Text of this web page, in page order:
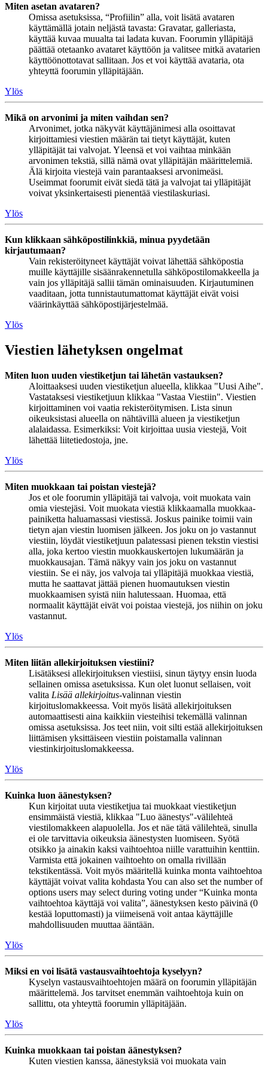
Miten asetan avataren?
Omissa asetuksissa, “Profiilin” alla, voit lisätä avataren
käyttämällä jotain neljästä tavasta: Gravatar, galleriasta,
käyttää kuvaa muualta tai ladata kuvan. Foorumin ylläpitäjä
päättää otetaanko avataret käyttöön ja valitsee mitkä avatarien
käyttöönottotavat sallitaan. Jos et voi käyttää avataria, ota
yhteyttä foorumin ylläpitäjään.
Ylös
Mikä on arvonimi ja miten vaihdan sen?
Arvonimet, jotka näkyvät käyttäjänimesi alla osoittavat
kirjoittamiesi viestien määrän tai tietyt käyttäjät, kuten
ylläpitäjät tai valvojat. Yleensä et voi vaihtaa minkään
arvonimen tekstiä, sillä nämä ovat ylläpitäjän määrittelemiä.
Älä kirjoita viestejä vain parantaaksesi arvonimeäsi.
Useimmat foorumit eivät siedä tätä ja valvojat tai ylläpitäjät
voivat yksinkertaisesti pienentää viestilaskuriasi.
Ylös
Kun klikkaan sähköpostilinkkiä, minua pyydetään
kirjautumaan?
Vain rekisteröityneet käyttäjät voivat lähettää sähköpostia
muille käyttäjille sisäänrakennetulla sähköpostilomakkeella ja
vain jos ylläpitäjä sallii tämän ominaisuuden. Kirjautuminen
vaaditaan, jotta tunnistautumattomat käyttäjät eivät voisi
väärinkäyttää sähköpostijärjestelmää.
Ylös
Viestien lähetyksen ongelmat
Miten luon uuden viestiketjun tai lähetän vastauksen?
Aloittaaksesi uuden viestiketjun alueella, klikkaa "Uusi Aihe".
Vastataksesi viestiketjuun klikkaa "Vastaa Viestiin". Viestien
kirjoittaminen voi vaatia rekisteröitymisen. Lista sinun
oikeuksistasi alueella on nähtävillä alueen ja viestiketjun
alalaidassa. Esimerkiksi: Voit kirjoittaa uusia viestejä, Voit
lähettää liitetiedostoja, jne.
Ylös
Miten muokkaan tai poistan viestejä?
Jos et ole foorumin ylläpitäjä tai valvoja, voit muokata vain
omia viestejäsi. Voit muokata viestiä klikkaamalla muokkaa-
painiketta haluamassasi viestissä. Joskus painike toimii vain
tietyn ajan viestin luomisen jälkeen. Jos joku on jo vastannut
viestiin, löydät viestiketjuun palatessasi pienen tekstin viestisi
alla, joka kertoo viestin muokkauskertojen lukumäärän ja
muokkausajan. Tämä näkyy vain jos joku on vastannut
viestiin. Se ei näy, jos valvoja tai ylläpitäjä muokkaa viestiä,
mutta he saattavat jättää pienen huomautuksen viestin
muokkaamisen syistä niin halutessaan. Huomaa, että
normaalit käyttäjät eivät voi poistaa viestejä, jos niihin on joku
vastannut.
Ylös
Miten liitän allekirjoituksen viestiini?
Lisätäksesi allekirjoituksen viestiisi, sinun täytyy ensin luoda
sellainen omissa asetuksissa. Kun olet luonut sellaisen, voit
valita Lisää allekirjoitus-valinnan viestin
kirjoituslomakkeessa. Voit myös lisätä allekirjoituksen
automaattisesti aina kaikkiin viesteihisi tekemällä valinnan
omissa asetuksissa. Jos teet niin, voit silti estää allekirjoituksen
liittämisen yksittäiseen viestiin poistamalla valinnan
viestinkirjoituslomakkeessa.
Ylös
Kuinka luon äänestyksen?
Kun kirjoitat uuta viestiketjua tai muokkaat viestiketjun
ensimmäistä viestiä, klikkaa "Luo äänestys"-välilehteä
viestilomakkeen alapuolella. Jos et näe tätä välilehteä, sinulla
ei ole tarvittavia oikeuksia äänestysten luomiseen. Syötä
otsikko ja ainakin kaksi vaihtoehtoa niille varattuihin kenttiin.
Varmista että jokainen vaihtoehto on omalla rivillään
tekstikentässä. Voit myös määritellä kuinka monta vaihtoehtoa
käyttäjät voivat valita kohdasta You can also set the number of
options users may select during voting under “Kuinka monta
vaihtoehtoa käyttäjä voi valita”, äänestyksen kesto päivinä (0
kestää loputtomasti) ja viimeisenä voit antaa käyttäjille
mahdollisuuden muuttaa ääntään.
Ylös
Miksi en voi lisätä vastausvaihtoehtoja kyselyyn?
Kyselyn vastausvaihtoehtojen määrä on foorumin ylläpitäjän
määrittelemä. Jos tarvitset enemmän vaihtoehtoja kuin on
sallittu, ota yhteyttä foorumin ylläpitäjään.
Ylös
Kuinka muokkaan tai poistan äänestyksen?
Kuten viestien kanssa, äänestyksiä voi muokata vain